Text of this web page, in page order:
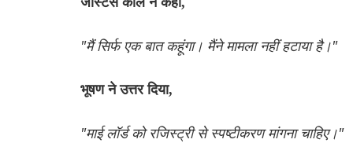
"मैं सिर्फ एक बात कहूंगा। मैंने मामला नहीं हटाया है।"
भूषण ने उत्तर दिया,
"माई लॉर्ड को रजिस्ट्री से स्पष्टीकरण मांगना चाहिए।"